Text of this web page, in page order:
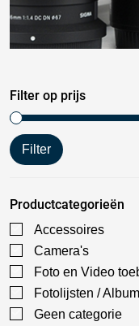
Filter op prijs
Filter
Productcategorieën
Accessoires
Camera's
Foto en Video
Fotolijsten /
Geen categorie